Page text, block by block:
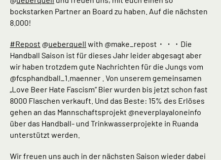
bockstarken Partner an Board zu haben. Auf die nächsten
8.000!
#Repost @ueberquell with @make_repost・・・Die
Handball Saison ist für dieses Jahr leider abgesagt aber
wir haben trotzdem gute Nachrichten für die Jungs vom
@fcsphandball_1.maenner . Von unserem gemeinsamen
„Love Beer Hate Fascism“ Bier wurden bis jetzt schon fast
8000 Flaschen verkauft. Und das Beste: 15% des Erlöses
gehen an das Mannschaftsprojekt @neverplayaloneinfo
über das Handball- und Trinkwasserprojekte in Ruanda
unterstützt werden.
Wir freuen uns auch in der nächsten Saison wieder dabei